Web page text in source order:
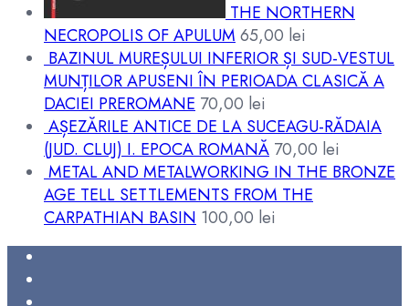
THE NORTHERN
NECROPOLIS OF APULUM 65,00 lei
BAZINUL MUREȘULUI INFERIOR ȘI SUD-VESTUL
MUNȚILOR APUSENI ÎN PERIOADA CLASICĂ A
DACIEI PREROMANE 70,00 lei
AȘEZĂRILE ANTICE DE LA SUCEAGU-RĂDAIA
(JUD. CLUJ) I. EPOCA ROMANĂ 70,00 lei
METAL AND METALWORKING IN THE BRONZE
AGE TELL SETTLEMENTS FROM THE
CARPATHIAN BASIN 100,00 lei